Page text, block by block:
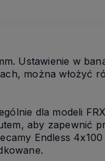
Ustawienie w
można włożyć
dla modeli
aby zapewnić
Endless